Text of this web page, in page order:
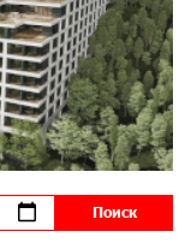
на
теперь
также с помощью